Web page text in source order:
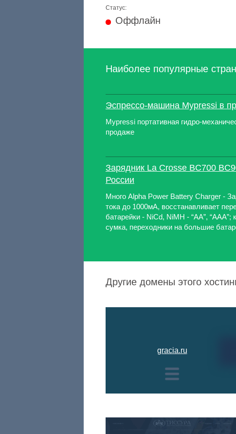
Статус:
Оффлайн
Наиболее популярные
Эспрессо-машина Mypressi в
Mypressi портативная гидро-
продаже
Зарядник La Crosse BC700
России
Много Alpha Power Battery Charger -
тока до 1000мА, восстанавливает
батарейки - NiCd, NiMH - “AA”, “AAA”;
сумка, переходники на большие
Другие домены этого
gracia.ru